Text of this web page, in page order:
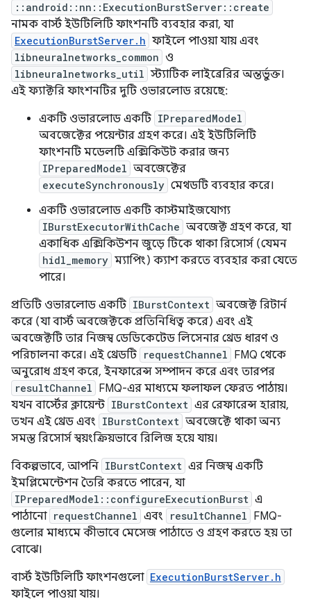
::android::nn::ExecutionBurstServer::create
নামক বার্স্ট ইউটিলিটি ফাংশনটি ব্যবহার করা, যা
ExecutionBurstServer.h ফাইলে পাওয়া যায় এবং
libneuralnetworks_common ও
libneuralnetworks_util স্ট্যাটিক লাইব্রেরির অন্তর্ভুক্ত।
এই ফ্যাক্টরি ফাংশনটির দুটি ওভারলোড রয়েছে:
একটি ওভারলোড একটি IPreparedModel
অবজেক্টের পয়েন্টার গ্রহণ করে। এই ইউটিলিটি
ফাংশনটি মডেলটি এক্সিকিউট করার জন্য
IPreparedModel অবজেক্টের
executeSynchronously মেথডটি ব্যবহার করে।
একটি ওভারলোড একটি কাস্টমাইজযোগ্য
IBurstExecutorWithCache অবজেক্ট গ্রহণ করে, যা
একাধিক এক্সিকিউশন জুড়ে টিকে থাকা রিসোর্স (যেমন
hidl_memory ম্যাপিং) ক্যাশ করতে ব্যবহার করা যেতে
পারে।
প্রতিটি ওভারলোড একটি IBurstContext অবজেক্ট রিটার্ন
করে (যা বার্স্ট অবজেক্টকে প্রতিনিধিত্ব করে) এবং এই
অবজেক্টটি তার নিজস্ব ডেডিকেটেড লিসেনার থ্রেড ধারণ ও
পরিচালনা করে। এই থ্রেডটি requestChannel FMQ থেকে
অনুরোধ গ্রহণ করে, ইনফারেন্স সম্পাদন করে এবং তারপর
resultChannel FMQ-এর মাধ্যমে ফলাফল ফেরত পাঠায়।
যখন বার্স্টের ক্লায়েন্ট IBurstContext এর রেফারেন্স হারায়,
তখন এই থ্রেড এবং IBurstContext অবজেক্টে থাকা অন্য
সমস্ত রিসোর্স স্বয়ংক্রিয়ভাবে রিলিজ হয়ে যায়।
বিকল্পভাবে, আপনি IBurstContext এর নিজস্ব একটি
ইমপ্লিমেন্টেশন তৈরি করতে পারেন, যা
IPreparedModel::configureExecutionBurst এ
পাঠানো requestChannel এবং resultChannel FMQ-
গুলোর মাধ্যমে কীভাবে মেসেজ পাঠাতে ও গ্রহণ করতে হয় তা
বোঝে।
বার্স্ট ইউটিলিটি ফাংশনগুলো ExecutionBurstServer.h
ফাইলে পাওয়া যায়।